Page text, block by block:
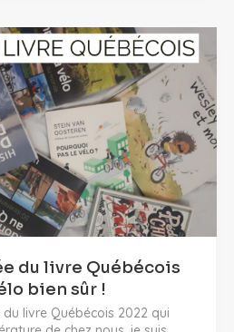
du livre Québécois
bien sûr !
livre Québécois 2022 qui